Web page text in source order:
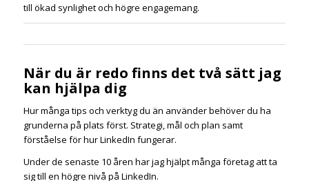
till ökad synlighet och högre engagemang.
När du är redo finns det två sätt jag
kan hjälpa dig
Hur många tips och verktyg du än använder behöver du ha
grunderna på plats först. Strategi, mål och plan samt
förståelse för hur LinkedIn fungerar.
Under de senaste 10 åren har jag hjälpt många företag att ta
sig till en högre nivå på LinkedIn.